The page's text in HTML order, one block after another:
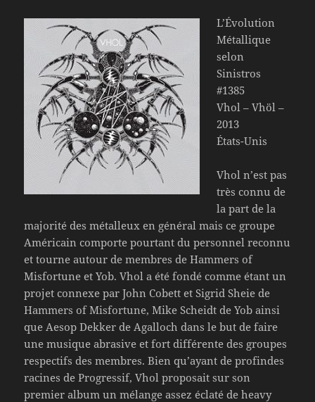
L’Évolution
Métallique
selon
Sinistros
#1385
Vhol – Vhöl –
2013
États-Unis
Vhol n’est pas
très connu de
la part de la
majorité des métalleux en général mais ce groupe
Américain comporte pourtant du personnel reconnu
et tourne autour de membres de Hammers of
Misfortune et Yob. Vhol a été fondé comme étant un
projet connexe par John Cobett et Sigrid Sheie de
Hammers of Misfortune, Mike Scheidt de Yob ainsi
que Aesop Dekker de Agalloch dans le but de faire
une musique abrasive et fort différente des groupes
respectifs des membres. Bien qu’ayant de profindes
racines de Progressif, Vhol proposait sur son
premier album un mélange assez éclaté de heavy